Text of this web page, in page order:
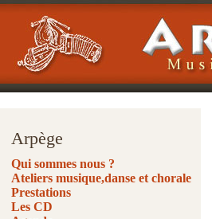
Arpège
Qui sommes nous ?
Ateliers musique,danse et chorale
Prestations
Les CD